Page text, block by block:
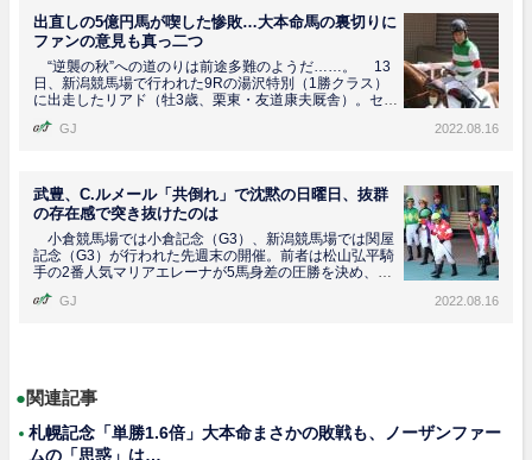
出直しの5億円馬が喫した惨敗…大本命馬の裏切りに
ファンの意見も真っ二つ
“逆襲の秋”への道のりは前途多難のようだ……。 13
日、新潟競馬場で行われた9Rの湯沢特別（1勝クラス）
に出走したリアド（牡3歳、栗東・友道康夫厩舎）。セレ
ク...
GJ 2022.08.16
武豊、C.ルメール「共倒れ」で沈黙の日曜日、抜群
の存在感で突き抜けたのは
小倉競馬場では小倉記念（G3）、新潟競馬場では関屋
記念（G3）が行われた先週末の開催。前者は松山弘平騎
手の2番人気マリアエレーナが5馬身差の圧勝を決め、後
者は三...
GJ 2022.08.16
●関連記事
札幌記念「単勝1.6倍」大本命まさかの敗戦も、ノーザンファー
ムの「思惑」は…